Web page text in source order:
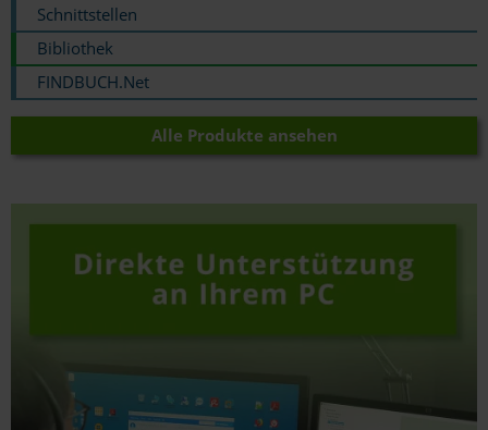
Schnittstellen
Bibliothek
FINDBUCH.Net
Alle Produkte ansehen